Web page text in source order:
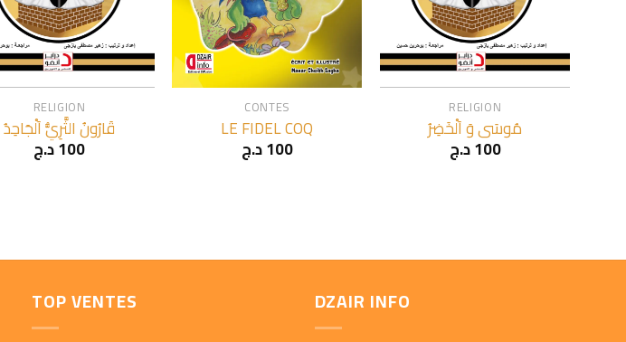
RELIGION
قَارُونُ الثَّرِيُّ اَلْجَاحِدُ
100د.ج
+
CONTES
LE FIDEL COQ
100د.ج
+
RELIGION
مُوسَى وَ اَلْخَضِرُ
100د.ج
TOP VENTES
DZAIR INFO